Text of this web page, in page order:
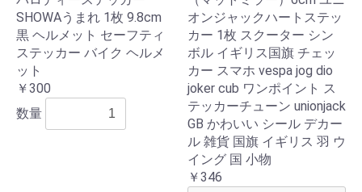
SHOWAうまれ 1枚 9.8cm
黒 ヘルメット セーフティ
ステッカー バイク ヘルメ
ット
￥300
数量
オンジャックハートステッ
カー 1枚 スクーター シン
ボル イギリス国旗 チェッ
カー スマホ vespa jog dio
joker cub ワンポイント ス
テッカーチューン unionjack
GB かわいい シール デカー
ル 雑貨 国旗 イギリス 羽 ウ
イング 国 小物
￥346